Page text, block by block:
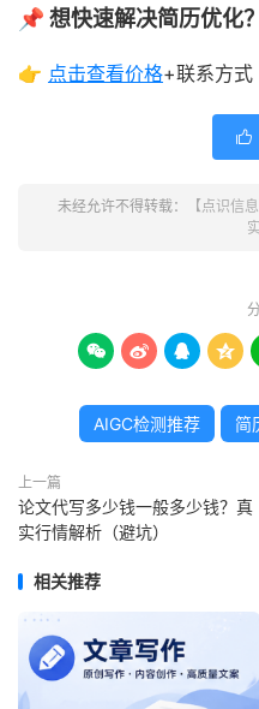
📌 想快速解决简历优化？
👉 点击查看价格+联系方式

未经允许不得转载： 【点识信息
   
AIGC检测推荐 简
上一篇
论文代写多少钱一般多少钱？真
实行情解析（避坑）
相关推荐